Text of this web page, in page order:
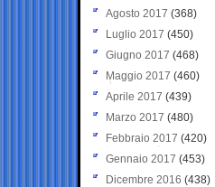
Agosto 2017 (368)
Luglio 2017 (450)
Giugno 2017 (468)
Maggio 2017 (460)
Aprile 2017 (439)
Marzo 2017 (480)
Febbraio 2017 (420)
Gennaio 2017 (453)
Dicembre 2016 (438)